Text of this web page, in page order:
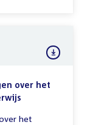
over het
het